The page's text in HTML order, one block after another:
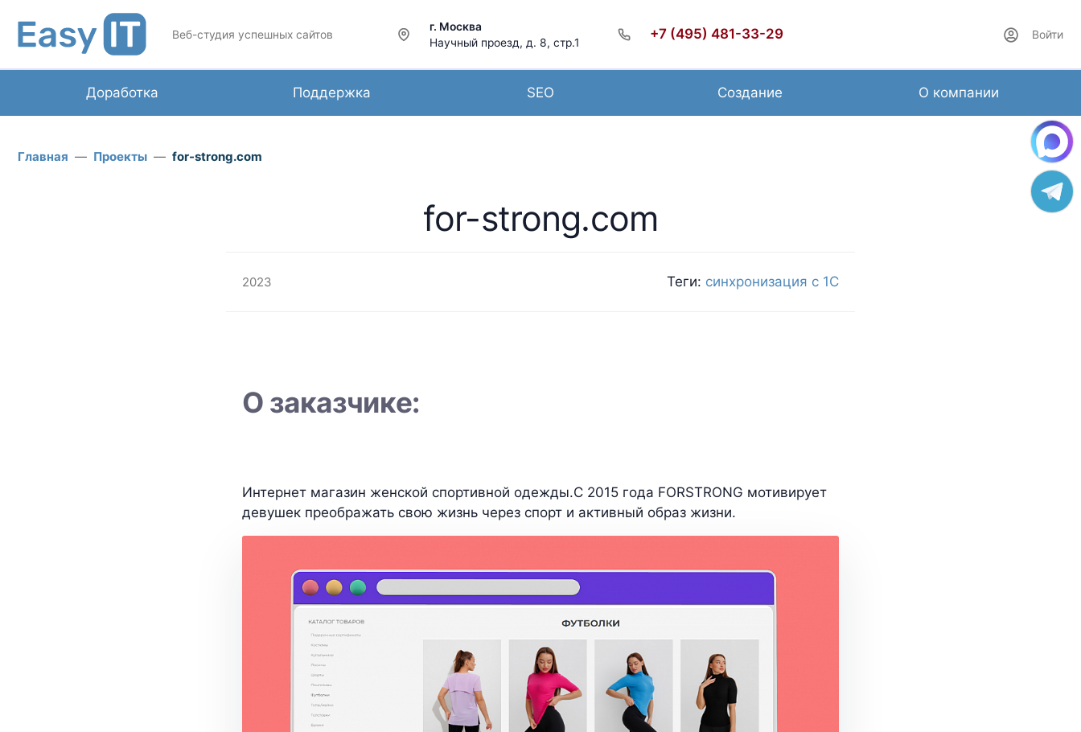
Веб-студия успешных сайтов
г. Москва
Научный проезд, д. 8, стр.1
+7 (495) 481-33-29 Войти
Доработка Поддержка SEO Создание О компании
Главная Проекты for-strong.com
for-strong.com
2023 Теги: синхронизация с 1С
О заказчике:
Интернет магазин женской спортивной одежды.C 2015 года FORSTRONG мотивирует
девушек преображать свою жизнь через спорт и активный образ жизни.